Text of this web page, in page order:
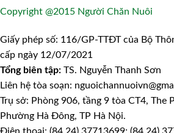
Copyright @2015 Người Chăn Nuôi
Giấy phép số: 116/GP-TTĐT của Bộ
cấp ngày 12/07/2021
Tổng biên tập: TS. Nguyễn Thanh Sơn
Liên hệ tòa soạn:
Trụ sở: Phòng 906, tầng 9 tòa CT4, The
Phường Hà Đông, TP Hà Nội.